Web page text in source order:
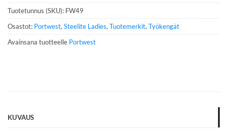
n
u
m
e
r
Tuotetunnus (SKU): FW49
Osastot: Portwest, Steelite Ladies, Tuotemerkit, Työkengät
Avainsana tuotteelle Portwest
KUVAUS